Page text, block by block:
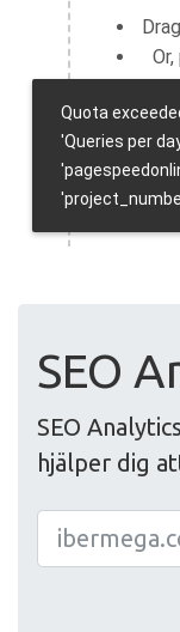
SEO
SEO
hjälper dig